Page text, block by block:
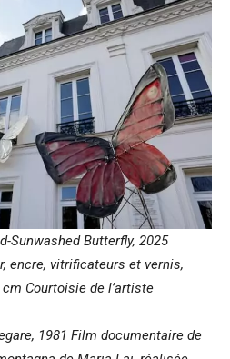
Sunwashed Butterfly, 2025
encre, vitrificateurs et vernis,
Courtoisie de l’artiste
1981 Film documentaire de